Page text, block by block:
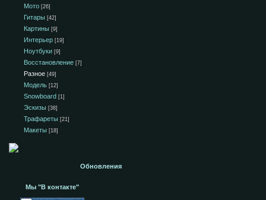
Мото [26]
Гитары [42]
Картины [9]
Интерьер [19]
Ноутбуки [9]
Восстановление [7]
Разное [49]
Модель [12]
Snowboard [1]
Эскизы [38]
Трафареты [21]
Макеты [18]
Обновления
Мы "В контакте"